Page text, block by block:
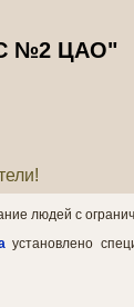
№2 ЦАО"
людей с
установлено